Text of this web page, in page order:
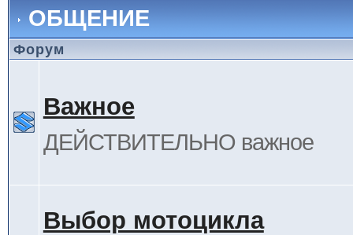
ОБЩЕНИЕ
Форум
Важное
ДЕЙСТВИТЕЛЬНО важное
Выбор мотоцикла